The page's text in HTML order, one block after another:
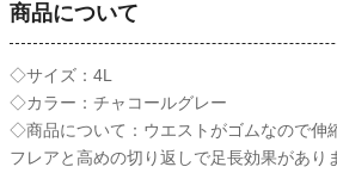
商品について
◇サイズ：4L
◇カラー：チャコールグレー
◇商品について：ウエストがゴムなので伸
フレアと高めの切り返しで足長効果があり